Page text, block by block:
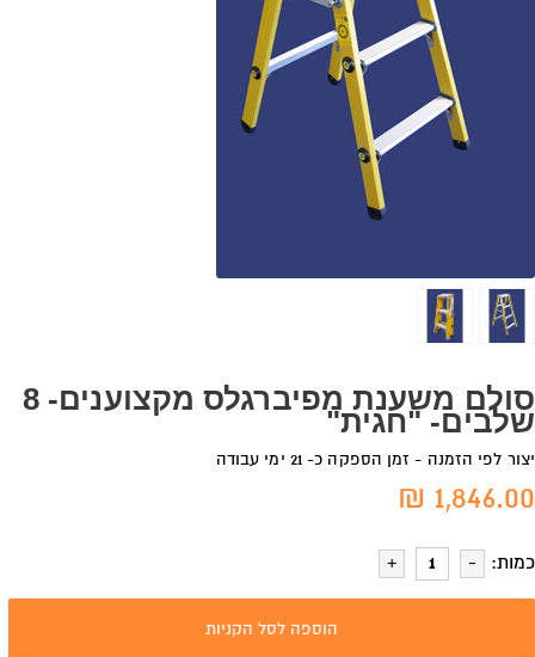
סולם משענת מפיברגלס מקצוענים- 8
שלבים- "חגית"
יצור לפי הזמנה - זמן הספקה כ- 21 ימי עבודה
1,846.00 ₪
כמות:
הוספה לסל הקניות